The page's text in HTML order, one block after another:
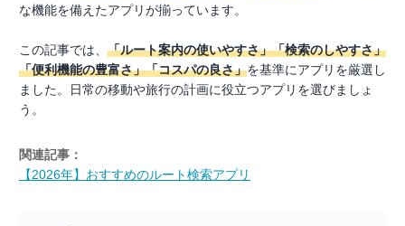
な機能を備えたアプリが揃っています。
この記事では、 「ルート案内の使いやすさ」「検索のしやすさ」
「便利機能の豊富さ」「コスパの良さ」を基準にアプリを厳選し
ました。日常の移動や旅行の計画に役立つアプリを選びましょ
う。
関連記事：
【2026年】おすすめのルート検索アプリ